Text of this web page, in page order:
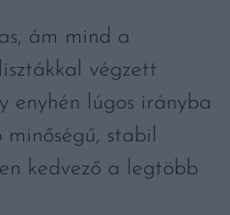
ám mind a
végzett
enyhén lúgos irányba
stabil
kedvező a legtöbb